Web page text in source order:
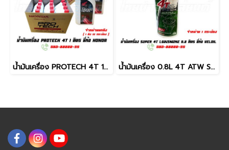
น้ำมันเครื่อง PROTECH 4T 1ลิตร ยี่ห้อ HONDA ( จัดจำหน่ายยกลัง บรรจุ 12 กระป๋อง ) น้ำมันเครื่อง 0.8L 4T ATW Special SAE40 ยี่ห้อ Veloil (จำหน่ายแยกกระป๋อง)